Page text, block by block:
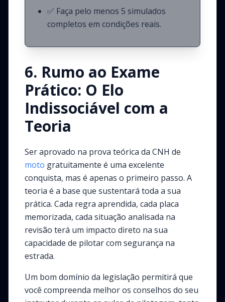
✅ Faça pelo menos 5 simulados
completos em condições reais.
6. Rumo ao Exame
Prático: O Elo
Indissociável com a
Teoria
Ser aprovado na prova teórica da CNH de
moto gratuitamente é uma excelente
conquista, mas é apenas o primeiro passo. A
teoria é a base que sustentará toda a sua
prática. Cada regra aprendida, cada placa
memorizada, cada situação analisada na
revisão terá um impacto direto na sua
capacidade de pilotar com segurança na
estrada.
Um bom domínio da legislação permitirá que
você compreenda melhor os conselhos do seu